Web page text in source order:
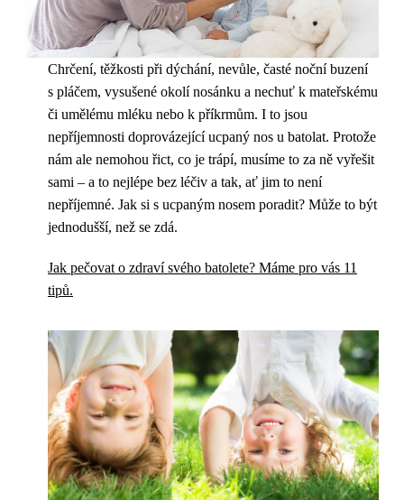
Chrčení, těžkosti při dýchání, nevůle, časté noční buzení
s pláčem, vysušené okolí nosánku a nechuť k mateřskému
či umělému mléku nebo k příkrmům. I to jsou
nepříjemnosti doprovázející ucpaný nos u batolat. Protože
nám ale nemohou řict, co je trápí, musíme to za ně vyřešit
sami – a to nejlépe bez léčiv a tak, ať jim to není
nepříjemné. Jak si s ucpaným nosem poradit? Může to být
jednodušší, než se zdá.
Jak pečovat o zdraví svého batolete? Máme pro vás 11
tipů.